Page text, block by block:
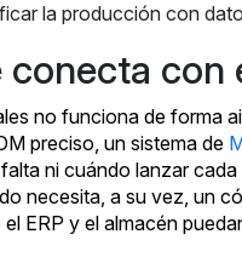
la producción con
conecta con
no funciona de forma
preciso, un sistema de
ni cuándo lanzar
necesita, a su vez, un
el ERP y el almacén